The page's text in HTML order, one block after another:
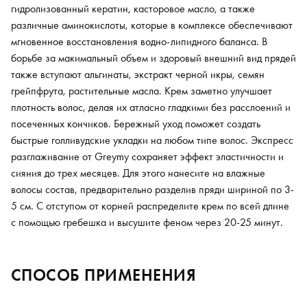
гидролизованный кератин, касторовое масло, а также
различные аминокислоты, которые в комплексе обеспечивают
мгновенное восстановления водно-липидного баланса. В
борьбе за макимальный объем и здоровый внешний вид прядей
также вступают альгинаты, экстракт черной икры, семян
грейпфрута, растительные масла. Крем заметно улучшает
плотность волос, делая их атласно гладкими без расслоений и
посеченных кончиков. Бережный уход поможет создать
быстрые голливудские укладки на любом типе волос. Экспресс
разглаживание от Greymy сохраняет эффект эластичности и
сияния до трех месяцев. Для этого нанесите на влажные
волосы состав, предварительно разделив пряди шириной по 3-
5 см. С отступом от корней распределите крем по всей длине
с помощью гребешка и высушите феном через 20-25 минут.
СПОСОБ ПРИМЕНЕНИЯ